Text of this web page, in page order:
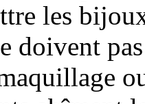
les
doivent